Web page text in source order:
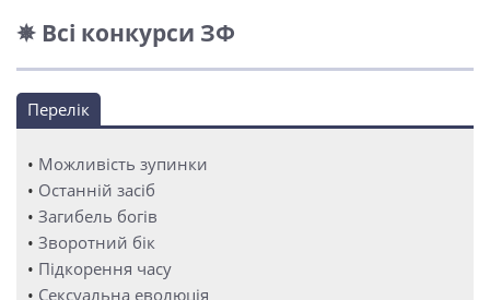
✵ Всі конкурси ЗФ
Перелік
• Можливість зупинки
• Останній засіб
• Загибель богів
• Зворотний бік
• Підкорення часу
• Сексуальна еволюція